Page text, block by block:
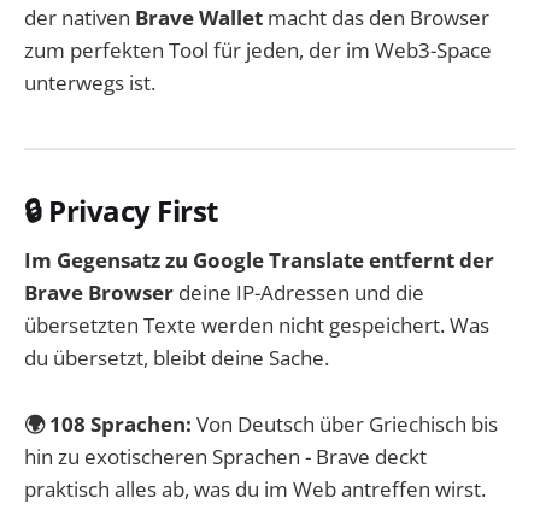
der nativen Brave Wallet macht das den Browser
zum perfekten Tool für jeden, der im Web3-Space
unterwegs ist.
🔒 Privacy First
Im Gegensatz zu Google Translate entfernt der
Brave Browser deine IP-Adressen und die
übersetzten Texte werden nicht gespeichert. Was
du übersetzt, bleibt deine Sache.
🌍 108 Sprachen: Von Deutsch über Griechisch bis
hin zu exotischeren Sprachen - Brave deckt
praktisch alles ab, was du im Web antreffen wirst.